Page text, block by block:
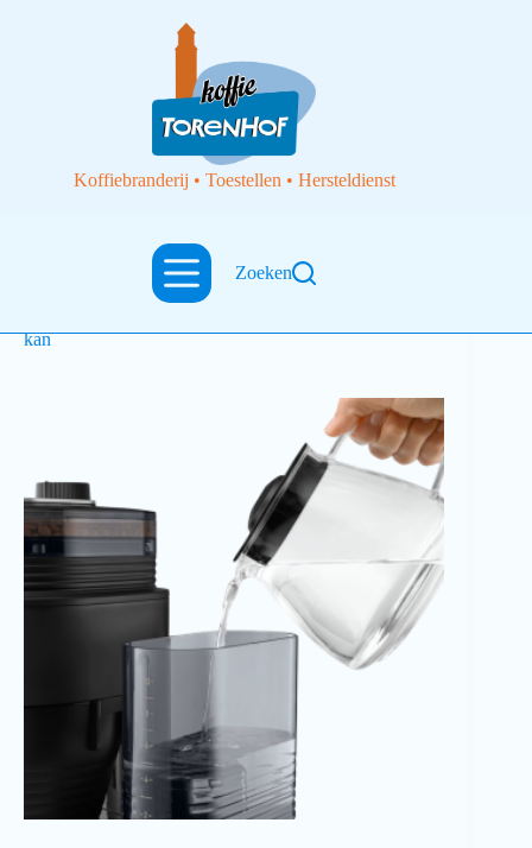
Koffiebranderij • Toestellen • Hersteldienst
Zoeken
Toebehoren
kan